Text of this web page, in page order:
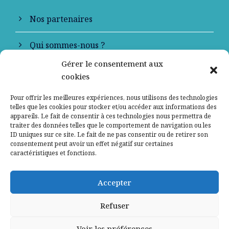
Gérer le consentement aux
cookies
Pour offrir les meilleures expériences, nous utilisons des technologies
telles que les cookies pour stocker et/ou accéder aux informations des
appareils. Le fait de consentir à ces technologies nous permettra de
traiter des données telles que le comportement de navigation ou les
ID uniques sur ce site. Le fait de ne pas consentir ou de retirer son
consentement peut avoir un effet négatif sur certaines
caractéristiques et fonctions.
Accepter
Refuser
Nos partenaires
Qui sommes-nous ?
Contactez-nous
Mentions légales
Politique de confidentialité